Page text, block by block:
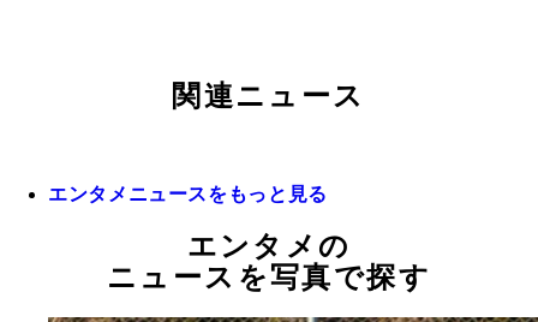
関連ニュース
エンタメニュースをもっと見る
エンタメの
ニュースを写真で探す